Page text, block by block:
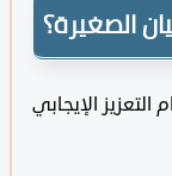
الإيجابي